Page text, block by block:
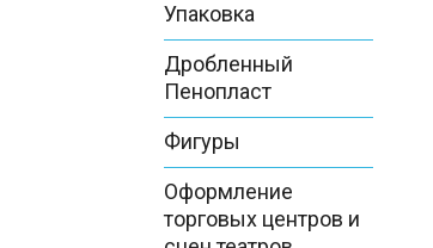
Упаковка
Дробленный
Пенопласт
Фигуры
Оформление
торговых центров и